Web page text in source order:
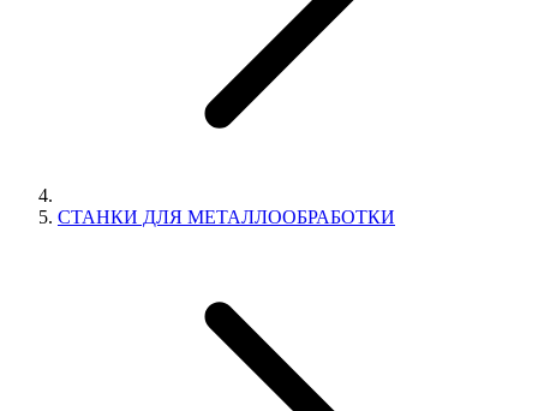
СТАНКИ ДЛЯ МЕТАЛЛООБРАБОТКИ